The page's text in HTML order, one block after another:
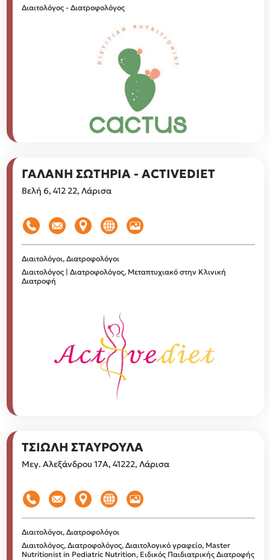
Διαιτολόγος - Διατροφολόγος
ΓΑΛΑΝΗ ΣΩΤΗΡΙΑ - ACTIVEDIET
Βελή 6, 412 22, Λάρισα
Διαιτολόγοι, Διατροφολόγοι
Διαιτολόγος | Διατροφολόγος, Μεταπτυχιακό στην Κλινική
Διατροφή
ΤΣΙΩΛΗ ΣΤΑΥΡΟΥΛΑ
Μεγ. Αλεξάνδρου 17Α, 41222, Λάρισα
Διαιτολόγοι, Διατροφολόγοι
Διαιτολόγος, Διατροφολόγος, Διαιτολογικό γραφείο, Master
Nutritionist in Pediatric Nutrition, Ειδικός Παιδιατρικής Διατροφής